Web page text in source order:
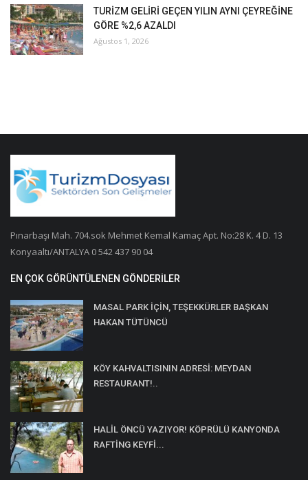
TURİZM GELİRİ GEÇEN YILIN AYNI ÇEYREĞİNE
GÖRE %2,6 AZALDI
Ağustos 1, 2026
Pınarbaşı Mah. 704.sok Mehmet Kemal Kamaç Apt. No:28 K. 4 D. 13
Konyaaltı/ANTALYA 0 542 437 90 04
EN ÇOK GÖRÜNTÜLENEN GÖNDERILER
MASAL PARK İÇİN, TEŞEKKÜRLER BAŞKAN
HAKAN TÜTÜNCÜ
KÖY KAHVALTISININ ADRESİ: MEYDAN
RESTAURANT!..
HALİL ÖNCÜ YAZIYOR! KÖPRÜLÜ KANYONDA
RAFTİNG KEYFİ...